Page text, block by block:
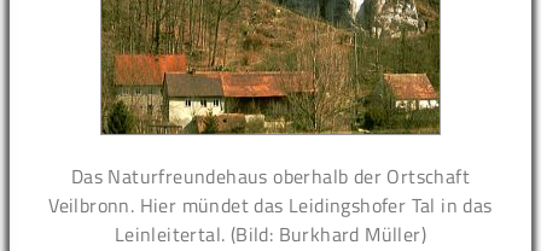
Das Naturfreundehaus oberhalb der Ortschaft
Veilbronn. Hier mündet das Leidingshofer Tal in das
Leinleitertal. (Bild: Burkhard Müller)